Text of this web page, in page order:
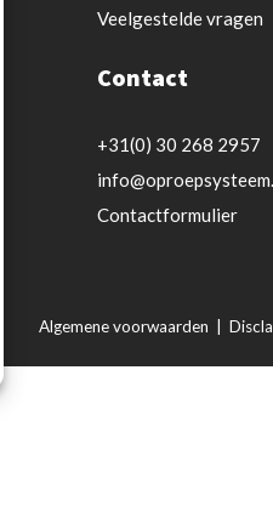
Veelgestelde vragen
Contact
+31(0) 30 268 2957
Contactformulier
Algemene voorwaarden